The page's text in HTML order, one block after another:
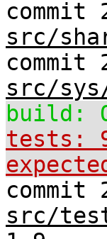
commit
src/
commit
src/
build:
tests:
commit
src/